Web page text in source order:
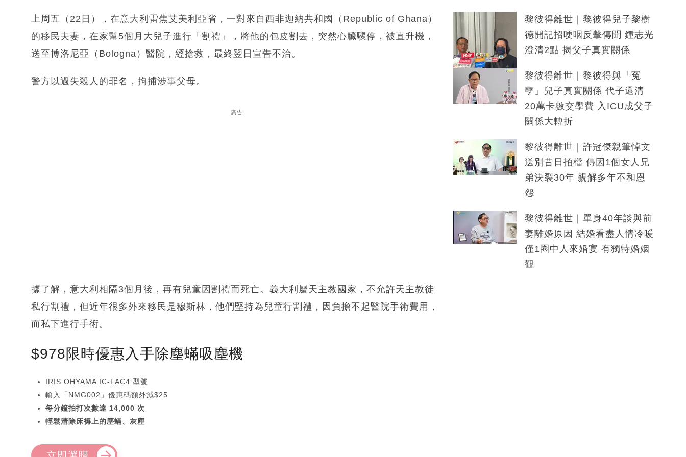
上周五（22日），在意大利雷焦艾美利亞省，一對來自西非迦納共和國（Republic of Ghana）
的移民夫妻，在家幫5個月大兒子進行「割禮」，將他的包皮割去，突然心臟驟停，被直升機，
送至博洛尼亞（Bologna）醫院，經搶救，最終翌日宣告不治。
警方以過失殺人的罪名，拘捕涉事父母。
廣告
據了解，意大利相隔3個月後，再有兒童因割禮而死亡。義大利屬天主教國家，不允許天主教徒
私行割禮，但近年很多外來移民是穆斯林，他們堅持為兒童行割禮，因負擔不起醫院手術費用，
而私下進行手術。
$978限時優惠入手除塵蟎吸塵機
IRIS OHYAMA IC-FAC4 型號
輸入「NMG002」優惠碼額外減$25
每分鐘拍打次數達 14,000 次
輕鬆清除床褥上的塵蟎、灰塵
黎彼得離世｜黎彼得兒子黎樹
德開記招哽咽反擊傳聞 鍾志光
澄清2點 揭父子真實關係
黎彼得離世｜黎彼得與「冤
孽」兒子真實關係 代子還清
20萬卡數交學費 入ICU成父子
關係大轉折
黎彼得離世｜許冠傑親筆悼文
送別昔日拍檔 傳因1個女人兄
弟決裂30年 親解多年不和恩
怨
黎彼得離世｜單身40年談與前
妻離婚原因 結婚看盡人情冷暖
僅1圈中人來婚宴 有獨特婚姻
觀